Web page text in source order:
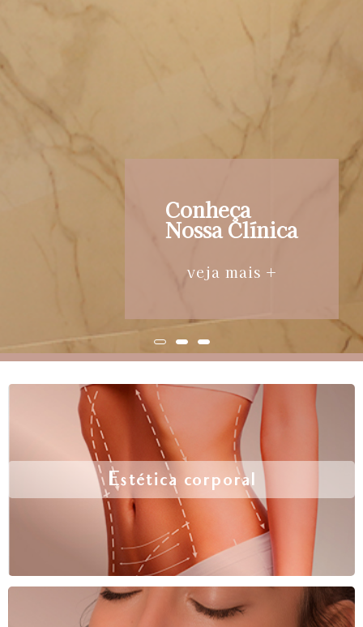
Conheça
Nossa Clínica
veja mais +
Estética corporal